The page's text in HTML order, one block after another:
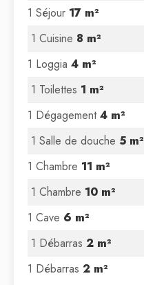
1 Séjour 17 m²
1 Cuisine 8 m²
1 Loggia 4 m²
1 Toilettes 1 m²
1 Dégagement4 m²
1 Salle de douche 5 m²
1 Chambre 11 m²
1 Chambre 10 m²
1 Cave 6 m²
1 Débarras 2 m²
1 Débarras 2 m²